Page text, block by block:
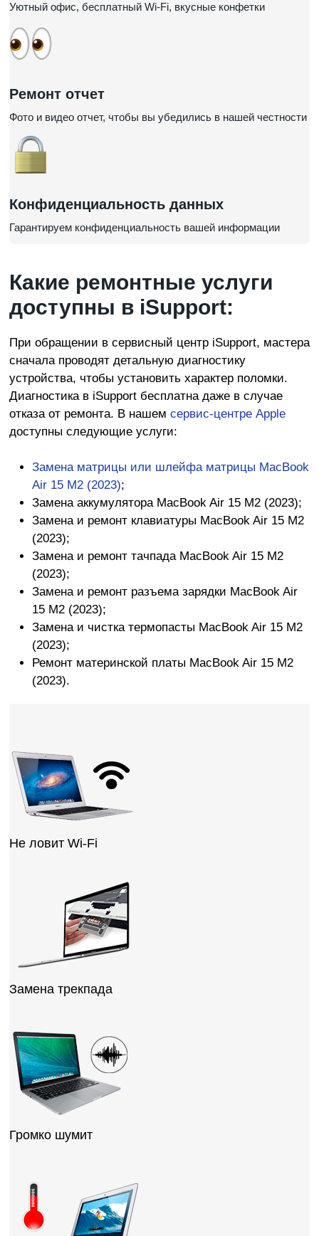
Уютный офис, бесплатный Wi-Fi, вкусные конфетки
Ремонт отчет
Фото и видео отчет, чтобы вы убедились в нашей честности
Конфиденциальность данных
Гарантируем конфиденциальность вашей информации
Какие ремонтные услуги
доступны в iSupport:
При обращении в сервисный центр iSupport, мастера
сначала проводят детальную диагностику
устройства, чтобы установить характер поломки.
Диагностика в iSupport бесплатна даже в случае
отказа от ремонта. В нашем сервис-центре Apple
доступны следующие услуги:
Замена матрицы или шлейфа матрицы MacBook
Air 15 M2 (2023);
Замена аккумулятора MacBook Air 15 M2 (2023);
Замена и ремонт клавиатуры MacBook Air 15 M2
(2023);
Замена и ремонт тачпада MacBook Air 15 M2
(2023);
Замена и ремонт разъема зарядки MacBook Air
15 M2 (2023);
Замена и чистка термопасты MacBook Air 15 M2
(2023);
Ремонт материнской платы MacBook Air 15 M2
(2023).
Не ловит Wi-Fi
Замена трекпада
Громко шумит